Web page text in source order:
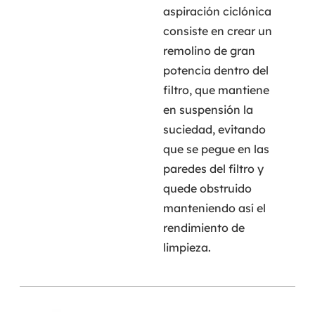
aspiración ciclónica
consiste en crear un
remolino de gran
potencia dentro del
filtro, que mantiene
en suspensión la
suciedad, evitando
que se pegue en las
paredes del filtro y
quede obstruido
manteniendo así el
rendimiento de
limpieza.